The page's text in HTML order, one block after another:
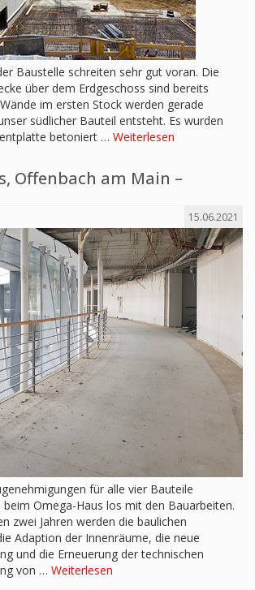
Baustelle schreiten sehr gut voran. Die
über dem Erdgeschoss sind bereits
im ersten Stock werden gerade
südlicher Bauteil entsteht. Es wurden
betoniert … Weiterlesen
Offenbach am Main –
15.06.2021
für alle vier Bauteile
Omega-Haus los mit den Bauarbeiten.
zwei Jahren werden die baulichen
Adaption der Innenräume, die neue
und die Erneuerung der technischen
von … Weiterlesen